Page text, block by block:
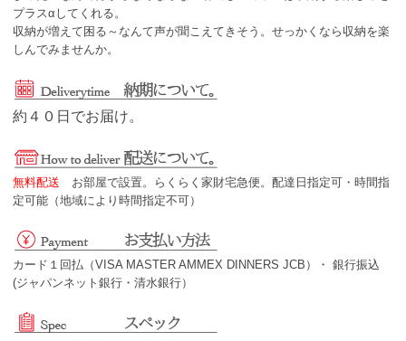
プラスαしてくれる。
収納が増えて困る～なんて声が聞こえてきそう。せっかくなら収納を楽
しんでみませんか。
約４０日でお届け。
無料配送 お部屋で設置。らくらく家財宅急便。配達日指定可・時間指
定可能（地域により時間指定不可）
カード１回払（VISA MASTER AMMEX DINNERS JCB）・ 銀行振込
(ジャパンネット銀行・清水銀行）